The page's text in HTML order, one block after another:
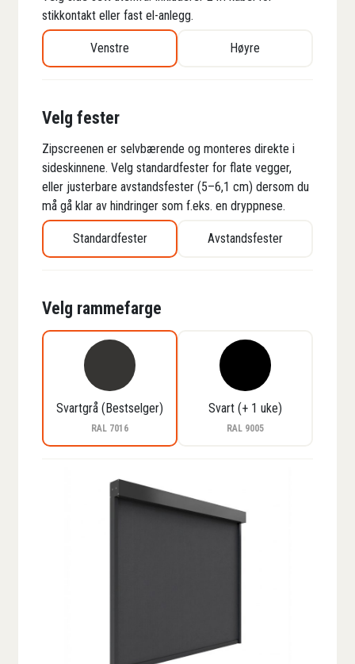
stikkontakt eller fast el-anlegg.
Venstre Høyre
Velg fester
Zipscreenen er selvbærende og monteres direkte i
sideskinnene. Velg standardfester for flate vegger,
eller justerbare avstandsfester (5–6,1 cm) dersom du
må gå klar av hindringer som f.eks. en dryppnese.
Standardfester Avstandsfester
Velg rammefarge
Svartgrå (Bestselger)
RAL 7016
Svart (+ 1 uke)
RAL 9005